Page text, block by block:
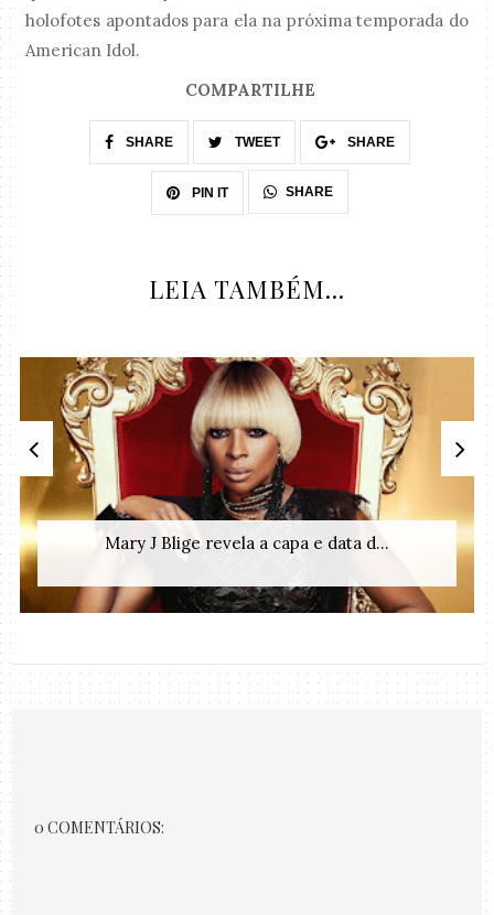
holofotes apontados para ela na próxima temporada do
American Idol.
COMPARTILHE
SHARE TWEET SHARE
PIN IT SHARE
LEIA TAMBÉM...
Mary J Blige revela a capa e data d...
0 COMENTÁRIOS: